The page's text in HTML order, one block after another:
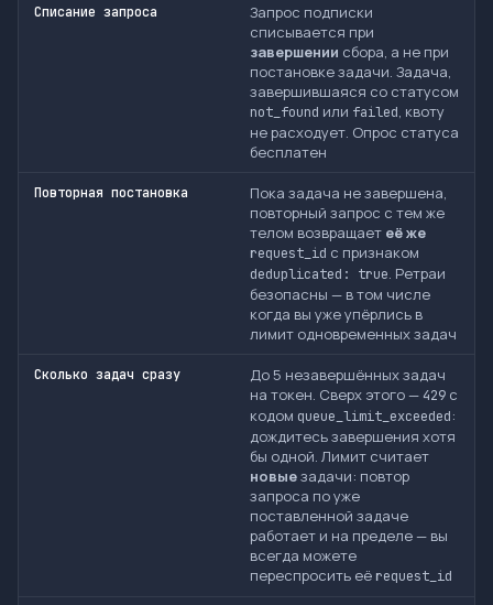
Списание запроса
Запрос подписки
списывается при
завершении сбора, а не при
постановке задачи. Задача,
завершившаяся со статусом
not_found или failed , квоту
не расходует. Опрос статуса
бесплатен
Повторная постановка
Пока задача не завершена,
повторный запрос с тем же
телом возвращает её же
request_id с признаком
deduplicated: true . Ретраи
безопасны — в том числе
когда вы уже упёрлись в
лимит одновременных задач
Сколько задач сразу
До 5 незавершённых задач
на токен. Сверх этого — 429 с
кодом queue_limit_exceeded:
дождитесь завершения хотя
бы одной. Лимит считает
новыезадачи: повтор
запроса по уже
поставленной задаче
работает и на пределе — вы
всегда можете
переспросить её request_id